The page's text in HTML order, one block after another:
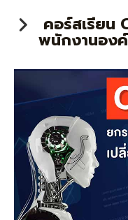
คอร์สเรียน
พนักงานอง